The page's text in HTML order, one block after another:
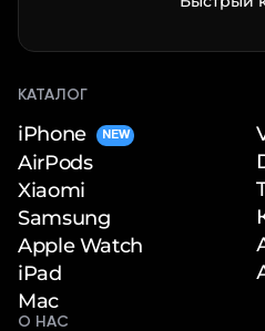
КАТАЛОГ
iPhone NEW
AirPods
Xiaomi
Samsung
Apple Watch
iPad
Mac
О НАС